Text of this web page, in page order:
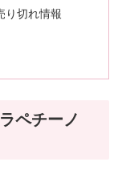
り切れ情報
ペチーノ